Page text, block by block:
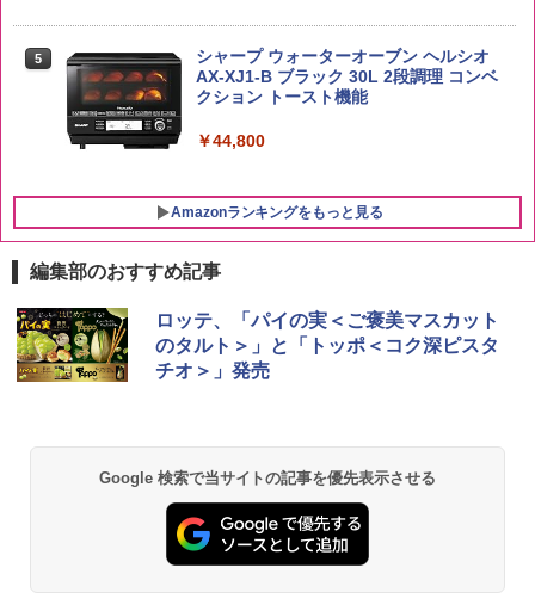
￥20,000
5
シャープ ウォーターオーブン ヘルシオ
AX-XJ1-B ブラック 30L 2段調理 コンベ
クション トースト機能
￥44,800
Amazonランキングをもっと見る
編集部のおすすめ記事
ロッテ、「パイの実＜ご褒美マスカット
のタルト＞」と「トッポ＜コク深ピスタ
チオ＞」発売
Google 検索で当サイトの記事を優先表示させる